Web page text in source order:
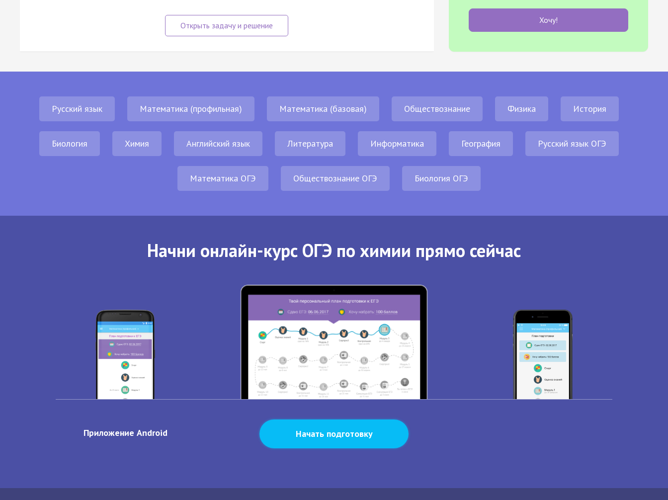
Хочу!
Русский язык Математика (профильная) Математика (базовая) Обществознание Физика История
Биология Химия Английский язык Литература Информатика География Русский язык ОГЭ
Математика ОГЭ Обществознание ОГЭ Биология ОГЭ
Начни онлайн-курс ОГЭ по химии прямо сейчас
Приложение Android Начать подготовку